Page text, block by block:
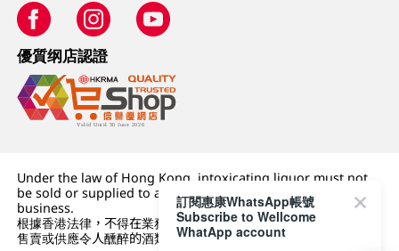
優質纲店認證
Under the law of Hong Kong, intoxicating liquor must not
be sold or supplied to a minor (under 18) in the course of
business.
根據香港法律，不得在業務過程中，向未成年人 (18 歲以下人士)
售賣或供應令人醺醉的酒類。
訂閱惠康WhatsApp帳號
Subscribe to Wellcome
WhatApp account